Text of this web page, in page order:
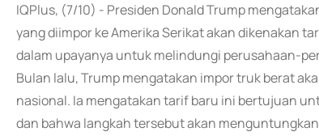
IQPlus, (7/10) - Presiden Donald Trump
yang diimpor ke Amerika Serikat akan dikenakan
dalam upayanya untuk melindungi perusahaan-
Bulan lalu, Trump mengatakan impor truk berat
nasional. Ia mengatakan tarif baru ini bertujuan
dan bahwa langkah tersebut akan